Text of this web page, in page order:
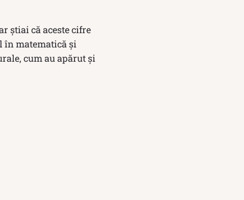
știai că aceste cifre
în matematică și
cum au apărut și